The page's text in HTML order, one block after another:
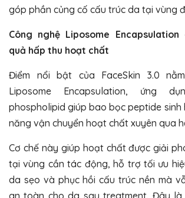
góp phần củng cố cấu trúc da tại vùng
Công nghệ Liposome
quả hấp thu hoạt chất
Điểm nổi bật của FaceSkin 3.0
Liposome Encapsulation, ứng
phospholipid giúp bao bọc peptide sinh
năng vận chuyển hoạt chất xuyên qua
Cơ chế này giúp hoạt chất được giải
tại vùng cần tác động, hỗ trợ tối ưu
da sẹo và phục hồi cấu trúc nền mà
an toàn cho da sau treatment. Đây